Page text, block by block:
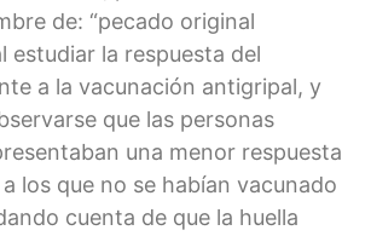
de: “pecado original
estudiar la respuesta del
a la vacunación antigripal, y
que las personas
una menor respuesta
los que no se habían vacunado
cuenta de que la huella